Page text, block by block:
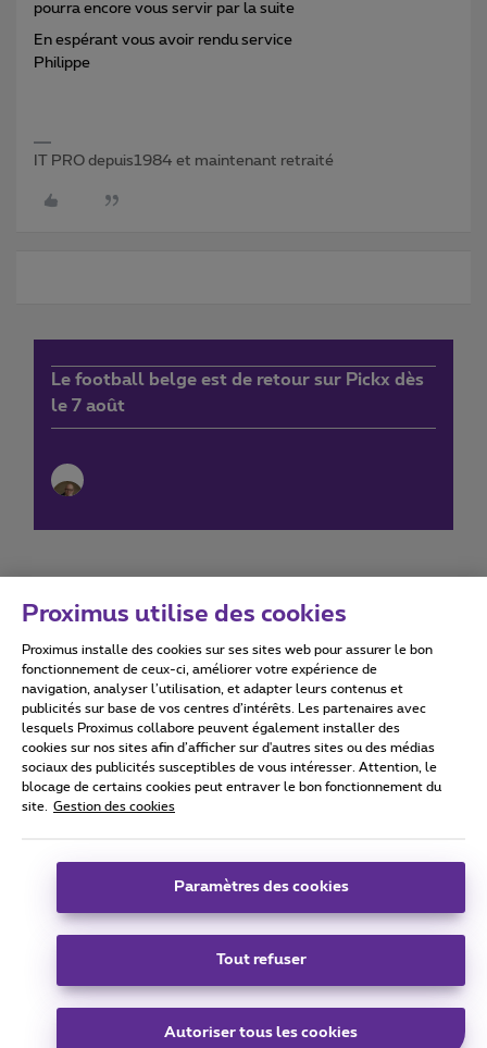
pourra encore vous servir par la suite
En espérant vous avoir rendu service
Philippe
IT PRO depuis1984 et maintenant retraité
Le football belge est de retour sur Pickx dès
le 7 août
Conditions d'utilisation Accessibility statement
Tous droits réservés. © 2026
Conditions générales, info consommateur
Coordonnées de l’entreprise
Boulevard du Roi Albert II 27 - B-1030 Bruxelles.
Carrier & Wholesale Solutions
|Telindus
Proximus utilise des cookies
Proximus installe des cookies sur ses sites web pour assurer le bon
fonctionnement de ceux-ci, améliorer votre expérience de
navigation, analyser l’utilisation, et adapter leurs contenus et
publicités sur base de vos centres d’intérêts. Les partenaires avec
lesquels Proximus collabore peuvent également installer des
cookies sur nos sites afin d’afficher sur d'autres sites ou des médias
sociaux des publicités susceptibles de vous intéresser. Attention, le
blocage de certains cookies peut entraver le bon fonctionnement du
site.
Gestion des cookies
Paramètres des cookies
Tout refuser
Autoriser tous les cookies